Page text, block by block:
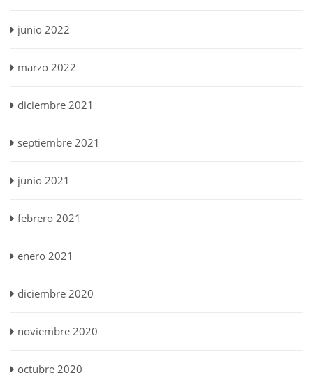
junio 2022
marzo 2022
diciembre 2021
septiembre 2021
junio 2021
febrero 2021
enero 2021
diciembre 2020
noviembre 2020
octubre 2020